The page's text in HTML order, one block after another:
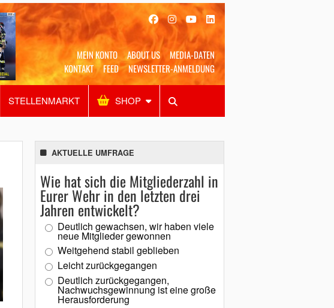
MEIN KONTO ABOUT US
MEDIA-DATEN
KONTAKT
FEED NEWSLETTER-ANMELDUNG
STELLENMARKT SHOP
Alles Shop SUCHEN
AKTUELLE UMFRAGE
Wie hat sich die Mitgliederzahl in
Eurer Wehr in den letzten drei
Jahren entwickelt?
Deutlich gewachsen, wir haben viele
neue Mitglieder gewonnen
Weitgehend stabil geblieben
Leicht zurückgegangen
Deutlich zurückgegangen,
Nachwuchsgewinnung ist eine große
Herausforderung